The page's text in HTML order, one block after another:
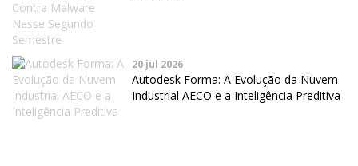
20 jul 2026
Autodesk Forma: A Evolução da Nuvem
Industrial AECO e a Inteligência Preditiva